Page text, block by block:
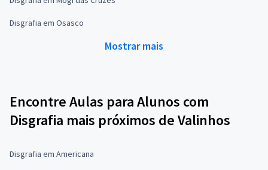
Disgrafia em Osasco
Mostrar mais
Encontre Aulas para Alunos com
Disgrafia mais próximos de Valinhos
Disgrafia em Americana